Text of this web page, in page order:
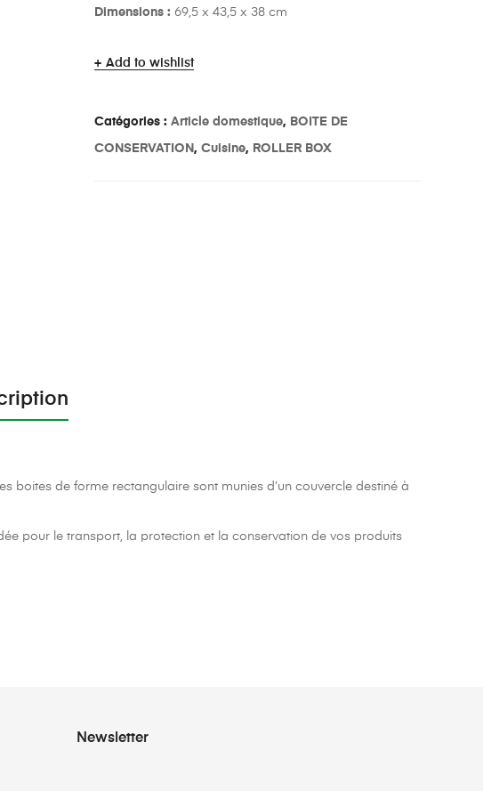
Dimensions : 69,5 x 43,5 x 38 cm
Add to wishlist
Catégories : Article domestique, BOITE DE
CONSERVATION, Cuisine, ROLLER BOX
boites de forme rectangulaire sont munies d’un couvercle destiné à
pour le transport, la protection et la conservation de vos produits
Newsletter